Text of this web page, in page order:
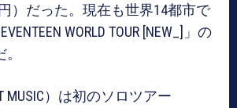
）だった。現在も世界14都市で
WORLD TOUR [NEW_]」の
MUSIC）は初のソロツアー